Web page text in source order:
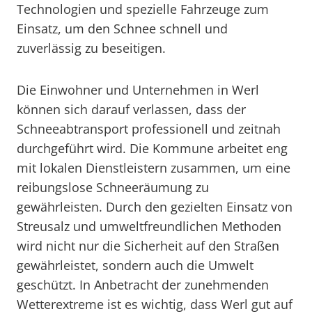
Technologien und spezielle Fahrzeuge zum
Einsatz, um den Schnee schnell und
zuverlässig zu beseitigen.
Die Einwohner und Unternehmen in Werl
können sich darauf verlassen, dass der
Schneeabtransport professionell und zeitnah
durchgeführt wird. Die Kommune arbeitet eng
mit lokalen Dienstleistern zusammen, um eine
reibungslose Schneeräumung zu
gewährleisten. Durch den gezielten Einsatz von
Streusalz und umweltfreundlichen Methoden
wird nicht nur die Sicherheit auf den Straßen
gewährleistet, sondern auch die Umwelt
geschützt. In Anbetracht der zunehmenden
Wetterextreme ist es wichtig, dass Werl gut auf